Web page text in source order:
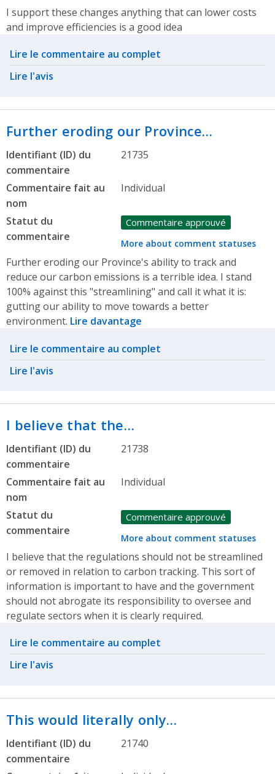
I support these changes anything that can lower costs
and improve efficiencies is a good idea
Related actions
Lire le commentaire au complet
Lire l'avis
Further eroding our Province…
Identifiant (ID) du
commentaire
21735
Commentaire fait au
nom
Individual
Statut du
commentaire
Commentaire approuvé
More about comment statuses
Further eroding our Province's ability to track and
reduce our carbon emissions is a terrible idea. I stand
100% against this "streamlining" and call it what it is:
gutting our ability to move towards a better
environment. Lire davantage
Related actions
Lire le commentaire au complet
Lire l'avis
I believe that the…
Identifiant (ID) du
commentaire
21738
Commentaire fait au
nom
Individual
Statut du
commentaire
Commentaire approuvé
More about comment statuses
I believe that the regulations should not be streamlined
or removed in relation to carbon tracking. This sort of
information is important to have and the government
should not abrogate its responsibility to oversee and
regulate sectors when it is clearly required.
Related actions
Lire le commentaire au complet
Lire l'avis
This would literally only…
Identifiant (ID) du
commentaire
21740